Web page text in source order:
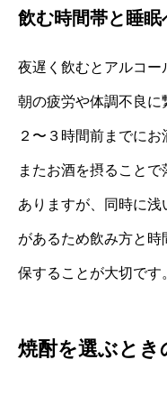
飲む時間帯と睡眠
夜遅く飲むとアルコー
朝の疲労や体調不良
２〜３時間前までにお
またお酒を摂ること
ありますが、同時に浅
があるため飲み方と
保することが大切です
焼酎を選ぶとき